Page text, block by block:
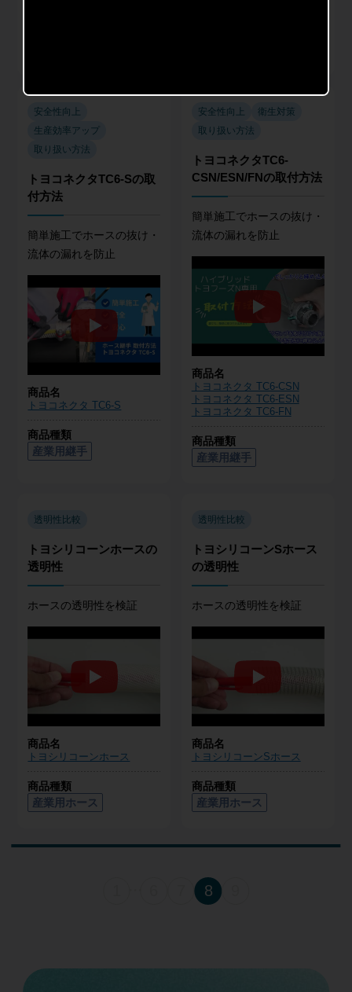
安全性向上
生産効率アップ
取り扱い方法
トヨコネクタTC6-Sの取
付方法
簡単施工でホースの抜け・
流体の漏れを防止
商品名
トヨコネクタ TC6-S
商品種類
産業用継手
安全性向上
衛生対策
取り扱い方法
トヨコネクタTC6-
CSN/ESN/FNの取付方法
簡単施工でホースの抜け・
流体の漏れを防止
商品名
トヨコネクタ TC6-CSN
トヨコネクタ TC6-ESN
トヨコネクタ TC6-FN
商品種類
産業用継手
透明性比較
トヨシリコーンホースの
透明性
ホースの透明性を検証
商品名
トヨシリコーンホース
商品種類
産業用ホース
透明性比較
トヨシリコーンSホース
の透明性
ホースの透明性を検証
商品名
トヨシリコーンSホース
商品種類
産業用ホース
8